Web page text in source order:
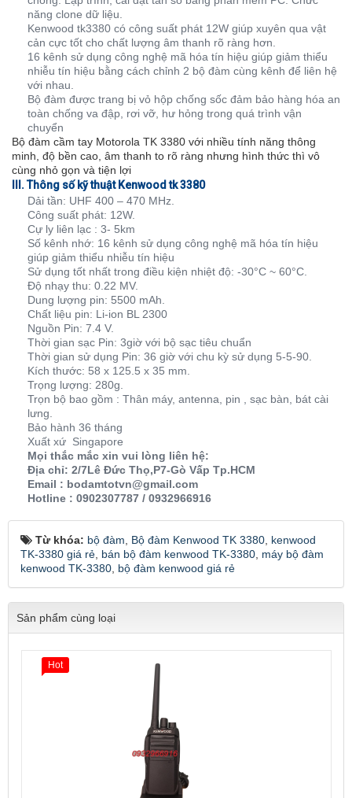
năng clone dữ liệu.
Kenwood tk3380 có công suất phát 12W giúp xuyên qua vật
cản cực tốt cho chất lượng âm thanh rõ ràng hơn.
16 kênh sử dụng công nghệ mã hóa tín hiệu giúp giảm thiểu
nhiễu tín hiệu bằng cách chỉnh 2 bộ đàm cùng kênh để liên hệ
với nhau.
Bộ đàm được trang bị vỏ hộp chống sốc đảm bảo hàng hóa an
toàn chống va đập, rơi vỡ, hư hỏng trong quá trình vận
chuyển
Bộ đàm cầm tay Motorola TK 3380 với nhiều tính năng thông
minh, độ bền cao, âm thanh to rõ ràng nhưng hình thức thì vô
cùng nhỏ gọn và tiện lợi
III. Thông số kỹ thuật Kenwood tk 3380
Dải tần: UHF 400 – 470 MHz.
Công suất phát: 12W.
Cự ly liên lạc : 3- 5km
Số kênh nhớ: 16 kênh sử dụng công nghệ mã hóa tín hiệu
giúp giảm thiểu nhiễu tín hiệu
Sử dụng tốt nhất trong điều kiện nhiệt độ: -30°C ~ 60°C.
Độ nhạy thu: 0.22 MV.
Dung lượng pin: 5500 mAh.
Chất liệu pin: Li-ion BL 2300
Nguồn Pin: 7.4 V.
Thời gian sạc Pin: 3giờ với bộ sạc tiêu chuẩn
Thời gian sử dụng Pin: 36 giờ với chu kỳ sử dụng 5-5-90.
Kích thước: 58 x 125.5 x 35 mm.
Trọng lượng: 280g.
Trọn bộ bao gồm : Thân máy, antenna, pin , sạc bàn, bát cài
lưng.
Bảo hành 36 tháng
Xuất xứ Singapore
Mọi thắc mắc xin vui lòng liên hệ:
Địa chỉ: 2/7Lê Đức Thọ,P7-Gò Vấp Tp.HCM
Email : bodamtotvn@gmail.com
Hotline : 0902307787 / 0932966916
Từ khóa: bộ đàm Bộ đàm Kenwood TK 3380 kenwood
TK-3380 giá rẻ bán bộ đàm kenwood TK-3380 máy bộ đàm
kenwood TK-3380 bộ đàm kenwood giá rẻ
Sản phẩm cùng loại
Hot